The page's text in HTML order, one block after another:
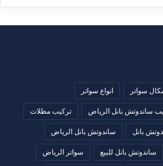
سواتر انواع سواتر
ساندوتش بانل الرياض تركيب مظلات
بانل ساندوتش بانل الرياض
ساندوتش بانل للبيع سواتر الرياض